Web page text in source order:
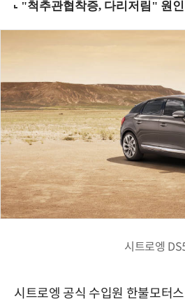
시트로엥
시트로엥 공식 수입원 한불모터